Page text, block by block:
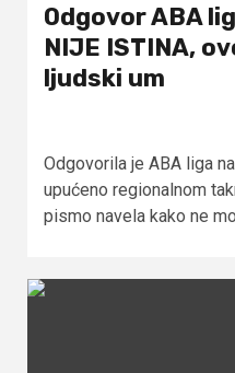
Odgovor ABA
NIJE ISTINA,
ljudski um
Odgovorila je ABA liga
upućeno regionalnom
pismo navela kako ne